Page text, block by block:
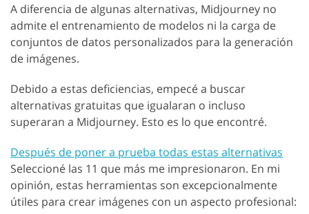
A diferencia de algunas alternativas, Midjourney no
admite el entrenamiento de modelos ni la carga de
conjuntos de datos personalizados para la generación
de imágenes.
Debido a estas deficiencias, empecé a buscar
alternativas gratuitas que igualaran o incluso
superaran a Midjourney. Esto es lo que encontré.
Después de poner a prueba todas estas alternativas
Seleccioné las 11 que más me impresionaron. En mi
opinión, estas herramientas son excepcionalmente
útiles para crear imágenes con un aspecto profesional: